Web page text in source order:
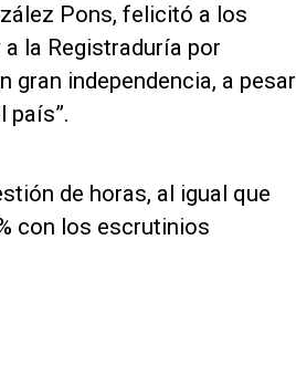
Pons, felicitó a los
la Registraduría por
gran independencia, a pesar
país”.
de horas, al igual que
con los escrutinios